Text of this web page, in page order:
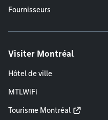
Fournisseurs
Visiter Montréal
Hôtel de ville
MTLWiFi
Tourisme Montréal